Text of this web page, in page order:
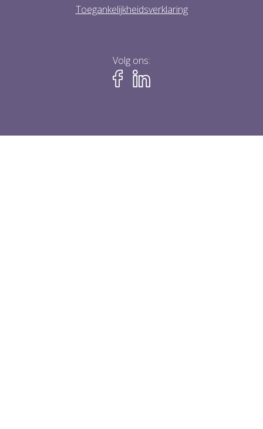
Toegankelijkheidsverklaring
Volg ons: